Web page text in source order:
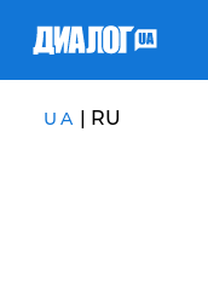
UA | RU